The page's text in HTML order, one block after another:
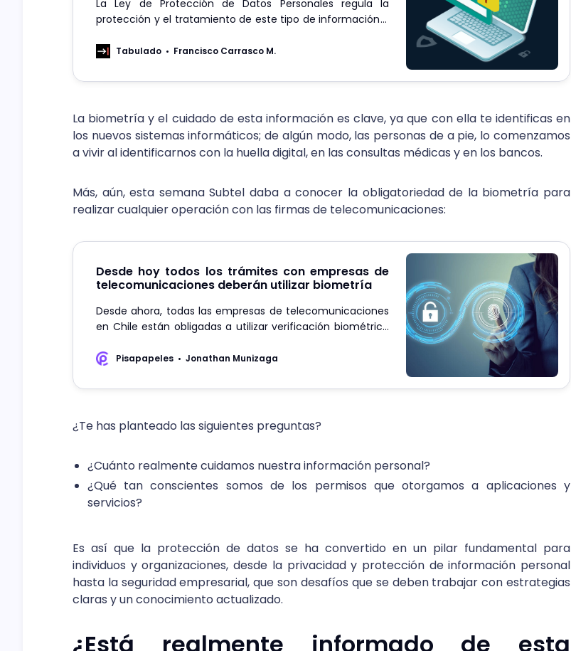
La Ley de Protección de Datos Personales regula la
protección y el tratamiento de este tipo de información y
Tabulado Francisco Carrasco M.
La biometría y el cuidado de esta información es clave, ya que con ella te identificas en
los nuevos sistemas informáticos; de algún modo, las personas de a pie, lo comenzamos
a vivir al identificarnos con la huella digital, en las consultas médicas y en los bancos.
Más, aún, esta semana Subtel daba a conocer la obligatoriedad de la biometría para
realizar cualquier operación con las firmas de telecomunicaciones:
Desde hoy todos los trámites con empresas de
telecomunicaciones deberán utilizar biometría
Desde ahora, todas las empresas de telecomunicaciones
en Chile están obligadas a utilizar verificación biométrica
Pisapapeles Jonathan Munizaga
¿Te has planteado las siguientes preguntas?
¿Cuánto realmente cuidamos nuestra información personal?
¿Qué tan conscientes somos de los permisos que otorgamos a aplicaciones y
servicios?
Es así que la protección de datos se ha convertido en un pilar fundamental para
individuos y organizaciones, desde la privacidad y protección de información personal
hasta la seguridad empresarial, que son desafíos que se deben trabajar con estrategias
claras y un conocimiento actualizado.
¿Está realmente informado de esta